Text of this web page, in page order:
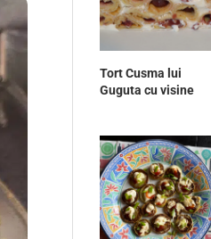
Tort Cusma lui
Guguta cu visine